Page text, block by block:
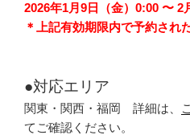
2026年1月9日（金）0:00 〜 2
＊上記有効期限内で予約され
●対応エリア
関東・関西・福岡 詳細は、
てご確認ください。